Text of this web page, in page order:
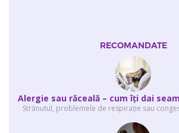
RECOMANDATE
Strănutul, problemele de respirație sau